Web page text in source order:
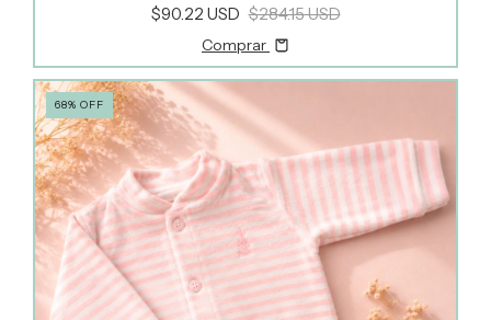
$90.22 USD $284.15 USD
Comprar
68% OFF